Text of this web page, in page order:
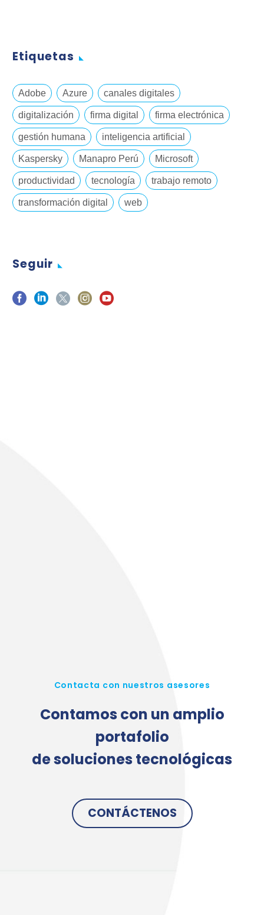
Etiquetas
Adobe Azure canales digitales
digitalización firma digital firma electrónica
gestión humana inteligencia artificial
Kaspersky Manapro Perú Microsoft
productividad tecnología trabajo remoto
transformación digital web
Seguir
Contacta con nuestros asesores
Contamos con un amplio
portafolio
de soluciones tecnológicas
CONTÁCTENOS